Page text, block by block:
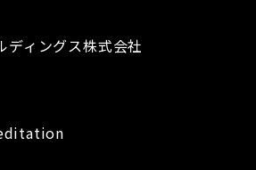
ディングス株式会社